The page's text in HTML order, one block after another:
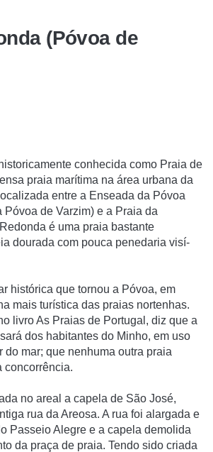
(Póvoa de
conhecida como Praia de
praia marí­tima na área urbana da
entre a Enseada da Póvoa
Póvoa de Varzim) e a Praia da
é uma praia bastante
dourada com pouca penedaria visí­
histórica que tornou a Póvoa, em
mais turí­stica das praias nortenhas.
livro As Praias de Portugal, diz que a
dos habitantes do Minho, em uso
do mar; que nenhuma outra praia
concorrência.
no areal a capela de São José,
rua da Areosa. A rua foi alargada e
Passeio Alegre e a capela demolida
da praça de praia. Tendo sido criada